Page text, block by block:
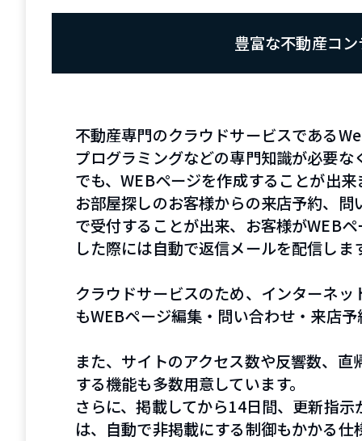
豊富な不動産コ
不動産専門のクラウドサービスである
プログラミングなどの専門知識が必要な
でも、WEBページを作成することが出来
お部屋探しのお客様からの来店予約、問
で受付することが出来、お客様がWEB
した際には自動で返信メールを配信しま
クラウドサービスのため、インターネッ
もWEBページ編集・問い合わせ・来店
また、サイトのアクセス数や反響数、直
する機能も多数用意しています。
さらに、掲載してから14日間、更新指
は、自動で非掲載にする制御もかかる仕